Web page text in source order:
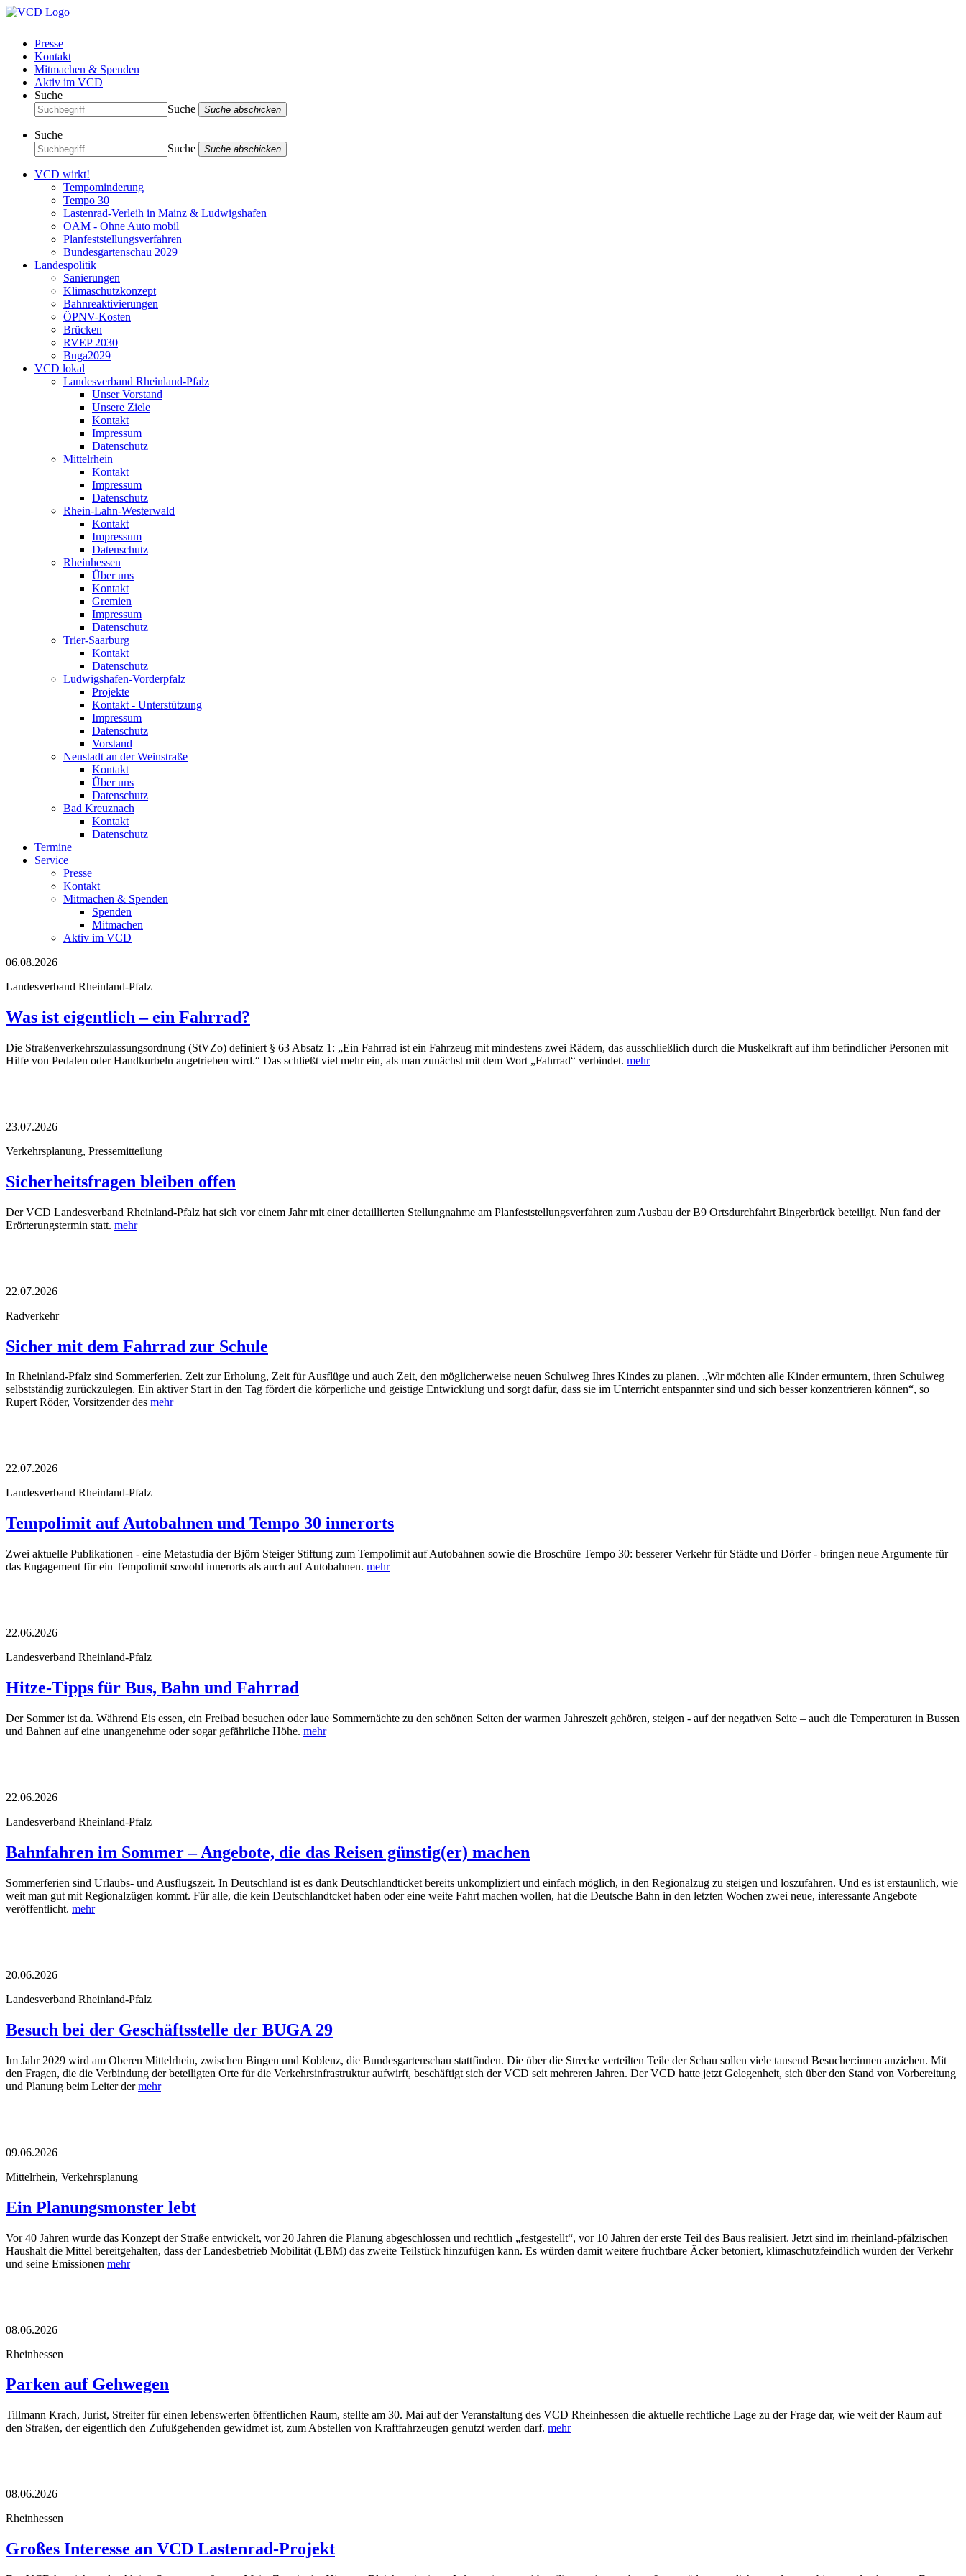
Presse
Kontakt
Mitmachen & Spenden
Aktiv im VCD
Suche
Suche
Suche abschicken
Suche
Suche
Suche abschicken
VCD wirkt!
Tempominderung
Tempo 30
Lastenrad-Verleih in Mainz & Ludwigshafen
OAM - Ohne Auto mobil
Planfeststellungsverfahren
Bundesgartenschau 2029
Landespolitik
Sanierungen
Klimaschutzkonzept
Bahnreaktivierungen
ÖPNV-Kosten
Brücken
RVEP 2030
Buga2029
VCD lokal
Landesverband Rheinland-Pfalz
Unser Vorstand
Unsere Ziele
Kontakt
Impressum
Datenschutz
Mittelrhein
Kontakt
Impressum
Datenschutz
Rhein-Lahn-Westerwald
Kontakt
Impressum
Datenschutz
Rheinhessen
Über uns
Kontakt
Gremien
Impressum
Datenschutz
Trier-Saarburg
Kontakt
Datenschutz
Ludwigshafen-Vorderpfalz
Projekte
Kontakt - Unterstützung
Impressum
Datenschutz
Vorstand
Neustadt an der Weinstraße
Kontakt
Über uns
Datenschutz
Bad Kreuznach
Kontakt
Datenschutz
Termine
Service
Presse
Kontakt
Mitmachen & Spenden
Spenden
Mitmachen
Aktiv im VCD
06.08.2026
Landesverband Rheinland-Pfalz
Was ist eigentlich – ein Fahrrad?
Die Straßenverkehrszulassungsordnung (StVZo) definiert § 63 Absatz 1: „Ein Fahrrad ist ein Fahrzeug mit mindestens zwei Rädern, das ausschließlich durch die Muskelkraft auf ihm befindlicher Personen mit
Hilfe von Pedalen oder Handkurbeln angetrieben wird.“ Das schließt viel mehr ein, als man zunächst mit dem Wort „Fahrrad“ verbindet. mehr
23.07.2026
Verkehrsplanung, Pressemitteilung
Sicherheitsfragen bleiben offen
Der VCD Landesverband Rheinland-Pfalz hat sich vor einem Jahr mit einer detaillierten Stellungnahme am Planfeststellungsverfahren zum Ausbau der B9 Ortsdurchfahrt Bingerbrück beteiligt. Nun fand der
Erörterungstermin statt. mehr
22.07.2026
Radverkehr
Sicher mit dem Fahrrad zur Schule
In Rheinland-Pfalz sind Sommerferien. Zeit zur Erholung, Zeit für Ausflüge und auch Zeit, den möglicherweise neuen Schulweg Ihres Kindes zu planen. „Wir möchten alle Kinder ermuntern, ihren Schulweg
selbstständig zurückzulegen. Ein aktiver Start in den Tag fördert die körperliche und geistige Entwicklung und sorgt dafür, dass sie im Unterricht entspannter sind und sich besser konzentrieren können“, so
Rupert Röder, Vorsitzender des mehr
22.07.2026
Landesverband Rheinland-Pfalz
Tempolimit auf Autobahnen und Tempo 30 innerorts
Zwei aktuelle Publikationen - eine Metastudia der Björn Steiger Stiftung zum Tempolimit auf Autobahnen sowie die Broschüre Tempo 30: besserer Verkehr für Städte und Dörfer - bringen neue Argumente für
das Engagement für ein Tempolimit sowohl innerorts als auch auf Autobahnen. mehr
22.06.2026
Landesverband Rheinland-Pfalz
Hitze-Tipps für Bus, Bahn und Fahrrad
Der Sommer ist da. Während Eis essen, ein Freibad besuchen oder laue Sommernächte zu den schönen Seiten der warmen Jahreszeit gehören, steigen - auf der negativen Seite – auch die Temperaturen in Bussen
und Bahnen auf eine unangenehme oder sogar gefährliche Höhe. mehr
22.06.2026
Landesverband Rheinland-Pfalz
Bahnfahren im Sommer – Angebote, die das Reisen günstig(er) machen
Sommerferien sind Urlaubs- und Ausflugszeit. In Deutschland ist es dank Deutschlandticket bereits unkompliziert und einfach möglich, in den Regionalzug zu steigen und loszufahren. Und es ist erstaunlich, wie
weit man gut mit Regionalzügen kommt. Für alle, die kein Deutschlandtcket haben oder eine weite Fahrt machen wollen, hat die Deutsche Bahn in den letzten Wochen zwei neue, interessante Angebote
veröffentlicht. mehr
20.06.2026
Landesverband Rheinland-Pfalz
Besuch bei der Geschäftsstelle der BUGA 29
Im Jahr 2029 wird am Oberen Mittelrhein, zwischen Bingen und Koblenz, die Bundesgartenschau stattfinden. Die über die Strecke verteilten Teile der Schau sollen viele tausend Besucher:innen anziehen. Mit
den Fragen, die die Verbindung der beteiligten Orte für die Verkehrsinfrastruktur aufwirft, beschäftigt sich der VCD seit mehreren Jahren. Der VCD hatte jetzt Gelegenheit, sich über den Stand von Vorbereitung
und Planung beim Leiter dermehr
09.06.2026
Mittelrhein, Verkehrsplanung
Ein Planungsmonster lebt
Vor 40 Jahren wurde das Konzept der Straße entwickelt, vor 20 Jahren die Planung abgeschlossen und rechtlich „festgestellt“, vor 10 Jahren der erste Teil des Baus realisiert. Jetzt sind im rheinland-pfälzischen
Haushalt die Mittel bereitgehalten, dass der Landesbetrieb Mobilität (LBM) das zweite Teilstück hinzufügen kann. Es würden damit weitere fruchtbare Äcker betoniert, klimaschutzfeindlich würden der Verkehr
und seine Emissionen mehr
08.06.2026
Rheinhessen
Parken auf Gehwegen
Tillmann Krach, Jurist, Streiter für einen lebenswerten öffentlichen Raum, stellte am 30. Mai auf der Veranstaltung des VCD Rheinhessen die aktuelle rechtliche Lage zu der Frage dar, wie weit der Raum auf
den Straßen, der eigentlich den Zufußgehenden gewidmet ist, zum Abstellen von Kraftfahrzeugen genutzt werden darf. mehr
08.06.2026
Rheinhessen
Großes Interesse an VCD Lastenrad-Projekt